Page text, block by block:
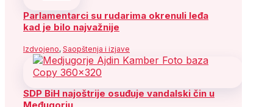
Parlamentarci su rudarima okrenuli leđa
kad je bilo najvažnije
Izdvojeno, Saopštenja i izjave
SDP BiH najoštrije osuđuje vandalski čin u